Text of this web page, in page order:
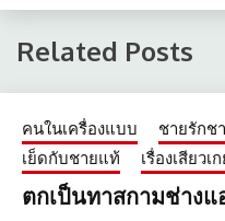
Related Posts
คนในเครื่องแบบ ชายรักช
เย็ดกับชายแท้
เรื่องเสียวเ
ตกเป็นทาสกามช่าง